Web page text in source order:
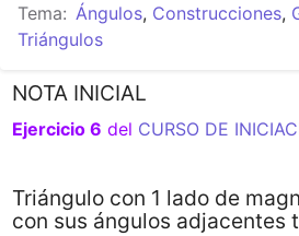
Tema: Ángulos, Construcciones,
Triángulos
NOTA INICIAL
Ejercicio 6 del
Triángulo con 1 lado de
con sus ángulos adjacentes